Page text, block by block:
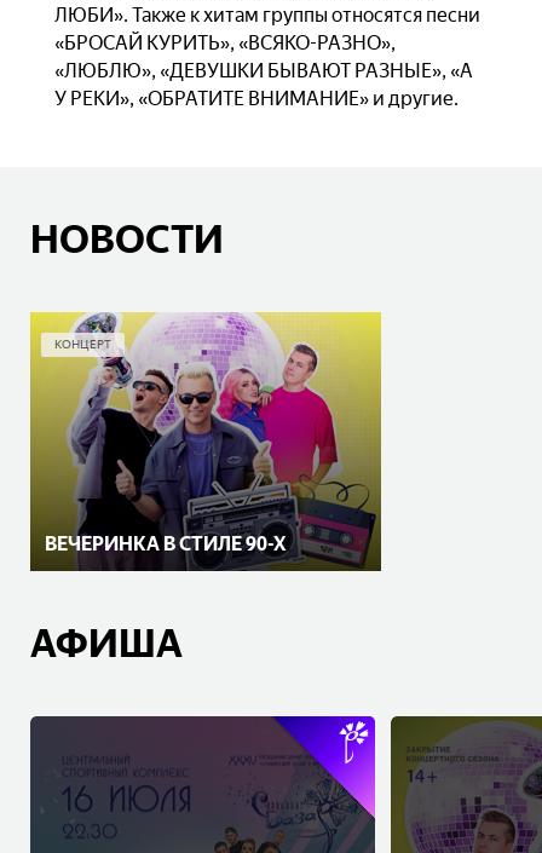
ЛЮБИ». Также к хитам группы относятся песни
«БРОСАЙ КУРИТЬ», «ВСЯКО-РАЗНО»,
«ЛЮБЛЮ», «ДЕВУШКИ БЫВАЮТ РАЗНЫЕ», «А
У РЕКИ», «ОБРАТИТЕ ВНИМАНИЕ» и другие.
НОВОСТИ
КОНЦЕРТ
ВЕЧЕРИНКА В СТИЛЕ 90-Х
АФИША